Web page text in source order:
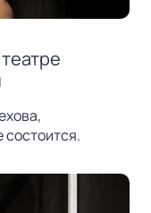
состоится.